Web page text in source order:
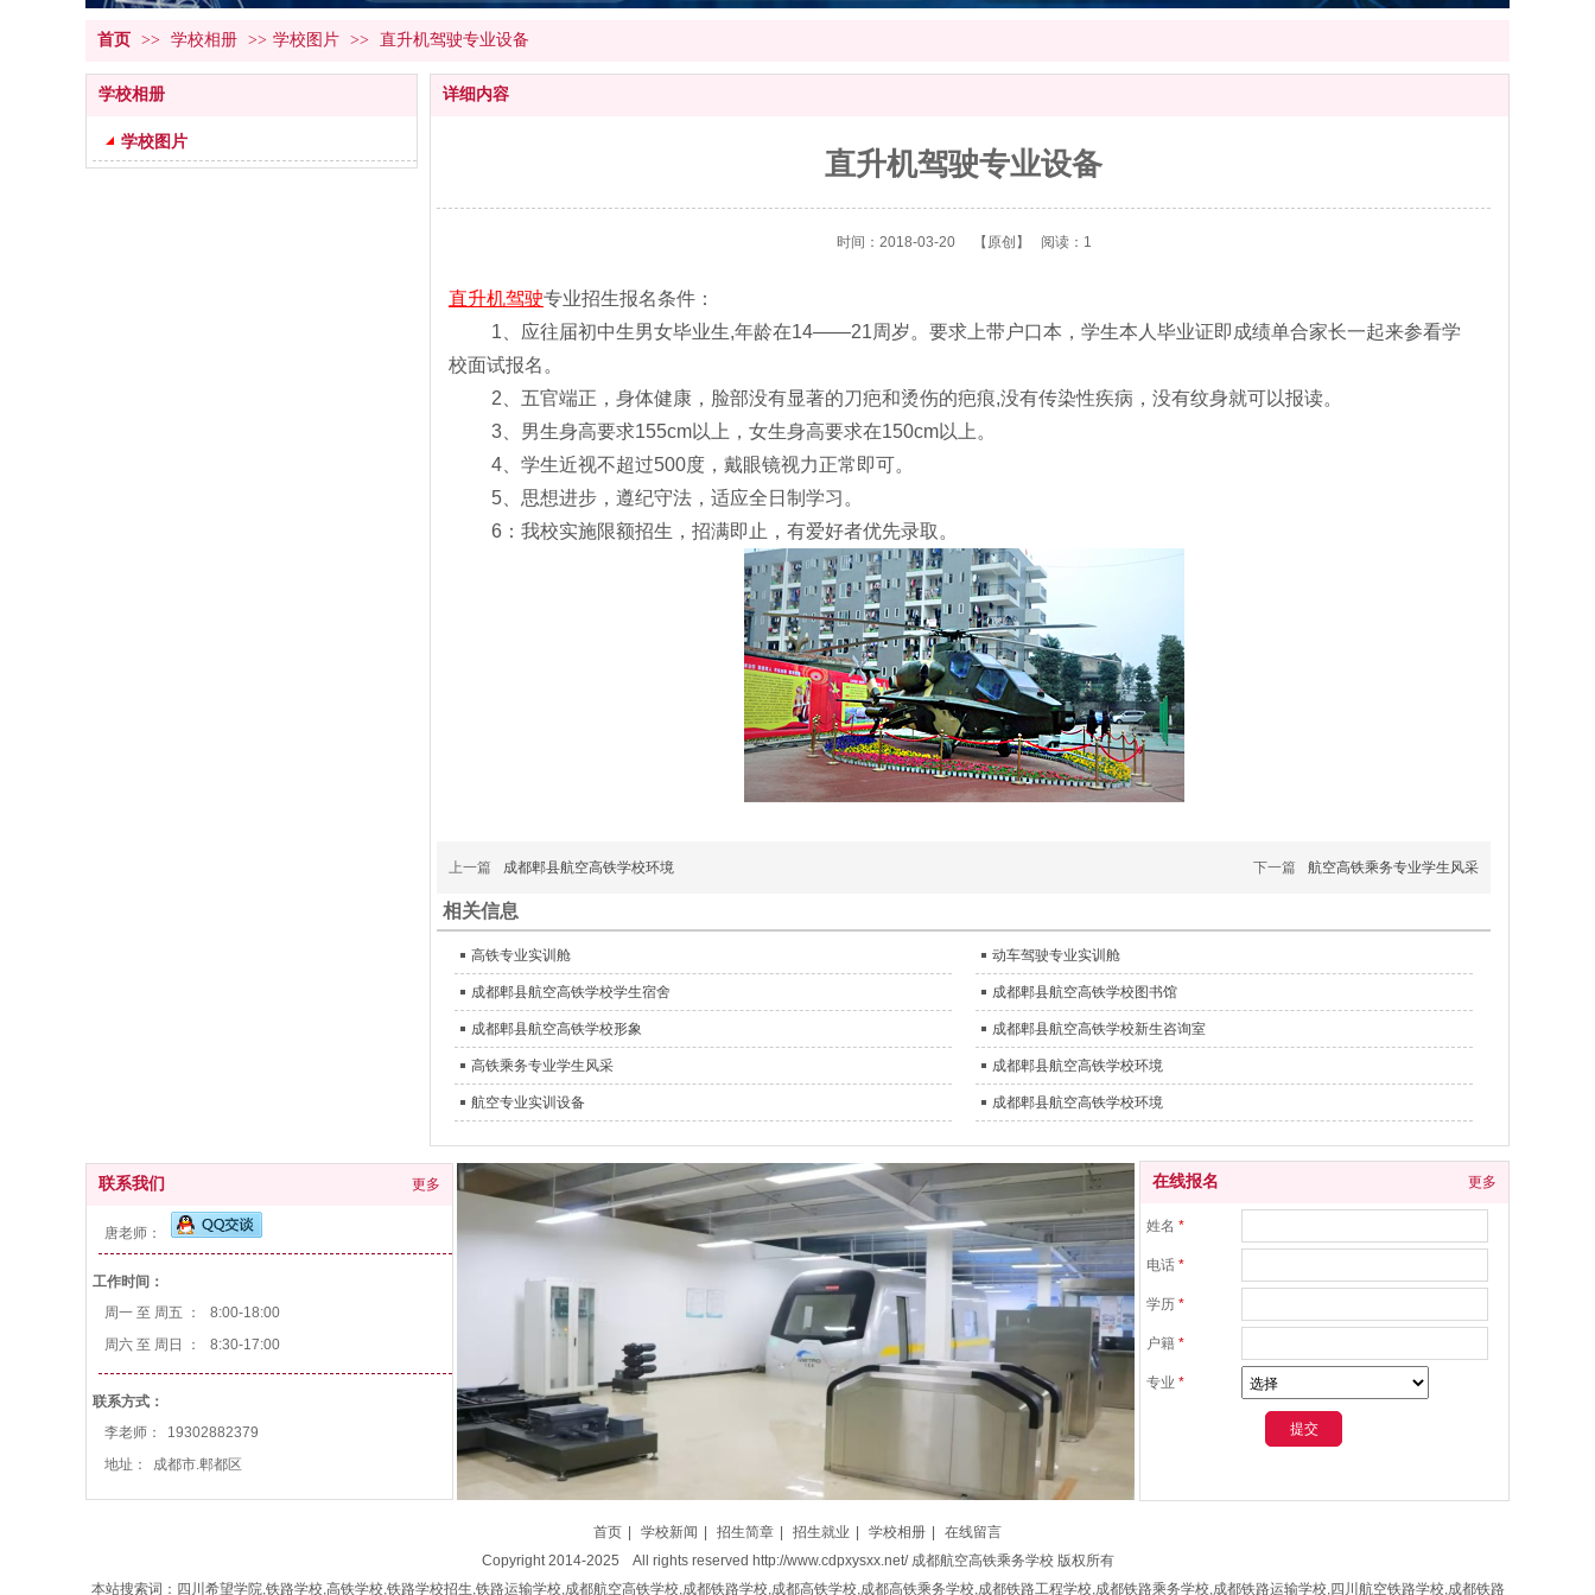
首页 >> 学校相册 >> 学校图片 >> 直升机驾驶专业设备
学校相册
学校图片
详细内容
直升机驾驶专业设备
时间：2018-03-20 【原创】 阅读：1
直升机驾驶专业招生报名条件：
1、应往届初中生男女毕业生,年龄在14——21周岁。要求上带户口本，学生本人毕业证即成绩单合家长一起来参看学
校面试报名。
2、五官端正，身体健康，脸部没有显著的刀疤和烫伤的疤痕,没有传染性疾病，没有纹身就可以报读。
3、男生身高要求155cm以上，女生身高要求在150cm以上。
4、学生近视不超过500度，戴眼镜视力正常即可。
5、思想进步，遵纪守法，适应全日制学习。
6：我校实施限额招生，招满即止，有爱好者优先录取。
上一篇 成都郫县航空高铁学校环境 下一篇 航空高铁乘务专业学生风采
相关信息
高铁专业实训舱 动车驾驶专业实训舱
成都郫县航空高铁学校学生宿舍 成都郫县航空高铁学校图书馆
成都郫县航空高铁学校形象 成都郫县航空高铁学校新生咨询室
高铁乘务专业学生风采 成都郫县航空高铁学校环境
航空专业实训设备 成都郫县航空高铁学校环境
联系我们 更多
唐老师：
工作时间：
周一 至 周五 ：
8:00-18:00
周六 至 周日 ：
8:30-17:00
联系方式：
李老师：
19302882379
地址：
成都市.郫都区
在线报名 更多
姓名 *
电话 *
学历 *
户籍 *
专业 *
首页 学校新闻 招生简章 招生就业 学校相册
在线留言
Copyright 2014-2025 All rights reserved http://www.cdpxysxx.net/成都航空高铁乘务学校 版权所有
本站搜索词：四川希望学院,铁路学校,高铁学校,铁路学校招生,铁路运输学校,成都航空高铁学校,成都铁路学校,成都高铁学校,成都高铁乘务学校,成都铁路工程学校,成都铁路乘务学校,成都铁路运输学校,四川航空铁路学校,成都铁路